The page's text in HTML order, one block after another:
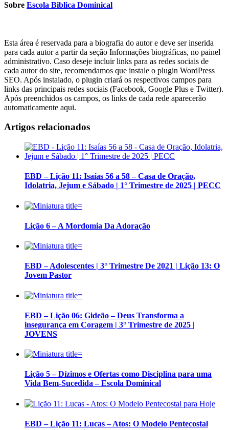
Sobre Escola Biblica Dominical
Esta área é reservada para a biografia do autor e deve ser inserida
para cada autor a partir da seção Informações biográficas, no painel
administrativo. Caso deseje incluir links para as redes sociais de
cada autor do site, recomendamos que instale o plugin WordPress
SEO. Após instalado, o plugin criará os respectivos campos para
links das principais redes sociais (Facebook, Google Plus e Twitter).
Após preenchidos os campos, os links de cada rede aparecerão
automaticamente aqui.
Artigos relacionados
EBD – Lição 11: Isaías 56 a 58 – Casa de Oração,
Idolatria, Jejum e Sábado | 1° Trimestre de 2025 | PECC
Lição 6 – A Mordomia Da Adoração
EBD – Adolescentes | 3° Trimestre De 2021 | Lição 13: O
Jovem Pastor
EBD – Lição 06: Gideão – Deus Transforma a
insegurança em Coragem | 3° Trimestre de 2025 |
JOVENS
Lição 5 – Dízimos e Ofertas como Disciplina para uma
Vida Bem-Sucedida – Escola Dominical
EBD – Lição 11: Lucas – Atos: O Modelo Pentecostal